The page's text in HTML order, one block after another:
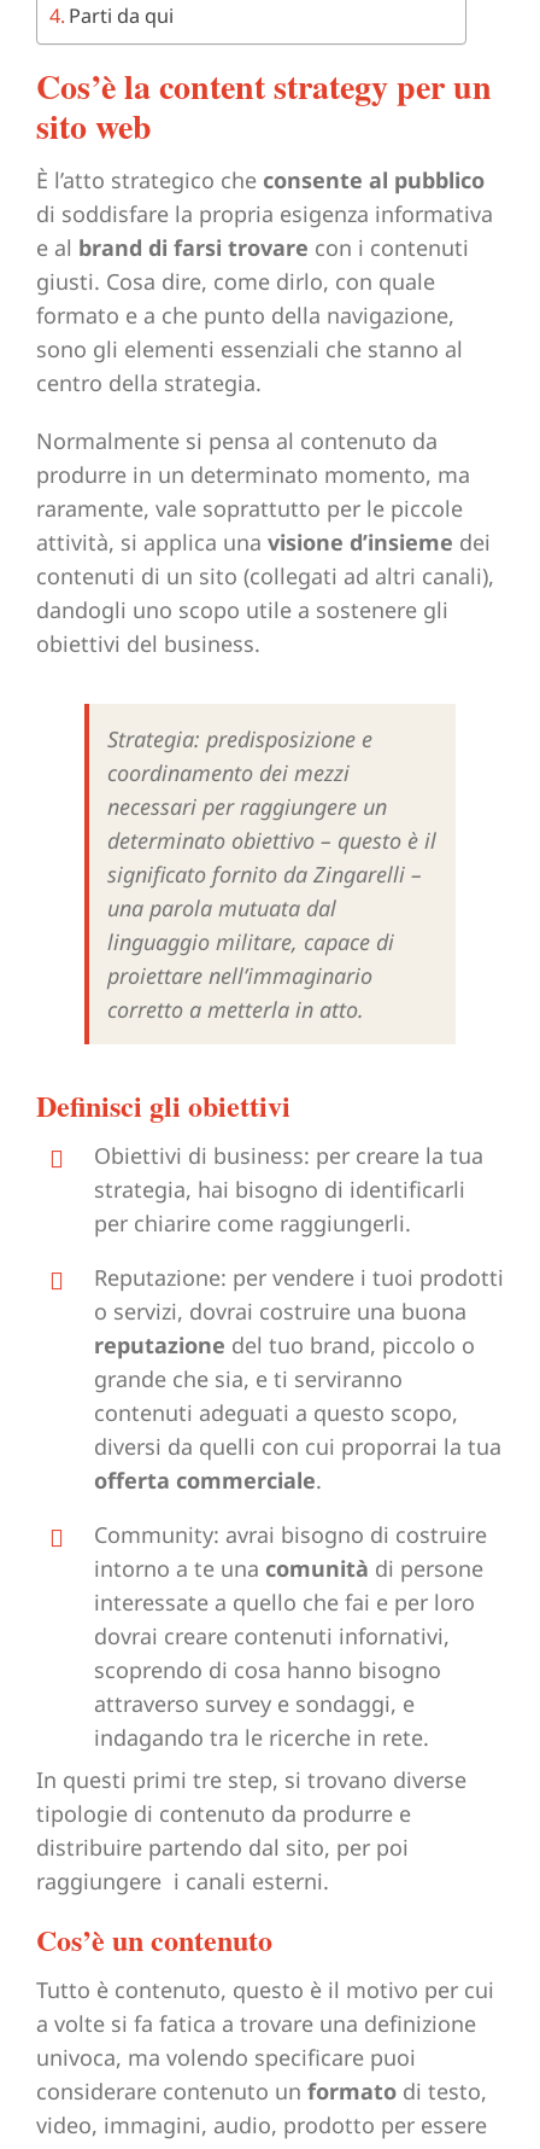
Parti da qui
Cos’è la content strategy per un
sito web
È l’atto strategico che consente al pubblico
di soddisfare la propria esigenza informativa
e al brand di farsi trovare con i contenuti
giusti. Cosa dire, come dirlo, con quale
formato e a che punto della navigazione,
sono gli elementi essenziali che stanno al
centro della strategia.
Normalmente si pensa al contenuto da
produrre in un determinato momento, ma
raramente, vale soprattutto per le piccole
attività, si applica una visione d’insieme dei
contenuti di un sito (collegati ad altri canali),
dandogli uno scopo utile a sostenere gli
obiettivi del business.
Strategia: predisposizione e
coordinamento dei mezzi
necessari per raggiungere un
determinato obiettivo – questo è il
significato fornito da Zingarelli –
una parola mutuata dal
linguaggio militare, capace di
proiettare nell’immaginario
corretto a metterla in atto.
Definisci gli obiettivi
Obiettivi di business: per creare la tua
strategia, hai bisogno di identificarli
per chiarire come raggiungerli.
Reputazione: per vendere i tuoi prodotti
o servizi, dovrai costruire una buona
reputazione del tuo brand, piccolo o
grande che sia, e ti serviranno
contenuti adeguati a questo scopo,
diversi da quelli con cui proporrai la tua
offerta commerciale.
Community: avrai bisogno di costruire
intorno a te una comunità di persone
interessate a quello che fai e per loro
dovrai creare contenuti infornativi,
scoprendo di cosa hanno bisogno
attraverso survey e sondaggi, e
indagando tra le ricerche in rete.
In questi primi tre step, si trovano diverse
tipologie di contenuto da produrre e
distribuire partendo dal sito, per poi
raggiungere i canali esterni.
Cos’è un contenuto
Tutto è contenuto, questo è il motivo per cui
a volte si fa fatica a trovare una definizione
univoca, ma volendo specificare puoi
considerare contenuto un formato di testo,
video, immagini, audio, prodotto per essere